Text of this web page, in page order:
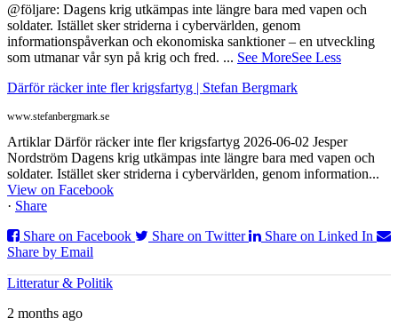
@följare: Dagens krig utkämpas inte längre bara med vapen och
soldater. Istället sker striderna i cybervärlden, genom
informationspåverkan och ekonomiska sanktioner – en utveckling
som utmanar vår syn på krig och fred. ... See MoreSee Less
Därför räcker inte fler krigsfartyg | Stefan Bergmark
www.stefanbergmark.se
Artiklar Därför räcker inte fler krigsfartyg 2026-06-02 Jesper
Nordström Dagens krig utkämpas inte längre bara med vapen och
soldater. Istället sker striderna i cybervärlden, genom information...
View on Facebook
· Share
Share on Facebook
Share on Twitter
Share on Linked In
Share by Email
Litteratur & Politik
2 months ago